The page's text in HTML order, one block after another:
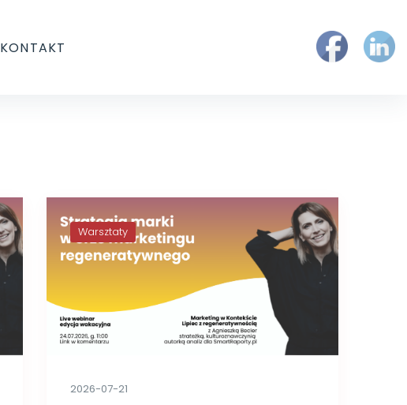
KONTAKT
Warsztaty
2026-07-21